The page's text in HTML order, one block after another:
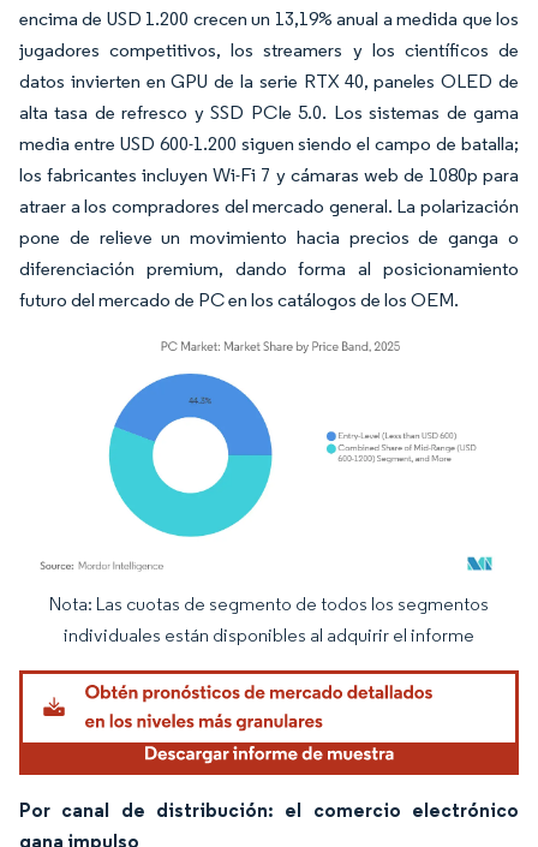
encima de USD 1.200 crecen un 13,19% anual a medida que los
jugadores competitivos, los streamers y los científicos de
datos invierten en GPU de la serie RTX 40, paneles OLED de
alta tasa de refresco y SSD PCIe 5.0. Los sistemas de gama
media entre USD 600-1.200 siguen siendo el campo de batalla;
los fabricantes incluyen Wi-Fi 7 y cámaras web de 1080p para
atraer a los compradores del mercado general. La polarización
pone de relieve un movimiento hacia precios de ganga o
diferenciación premium, dando forma al posicionamiento
futuro del mercado de PC en los catálogos de los OEM.
Imagen © Mordor Intelligence. El uso requiere atribución según CC BY 4.0.
Nota: Las cuotas de segmento de todos los segmentos
individuales están disponibles al adquirir el informe
Por canal de distribución: el comercio electrónico
gana impulso